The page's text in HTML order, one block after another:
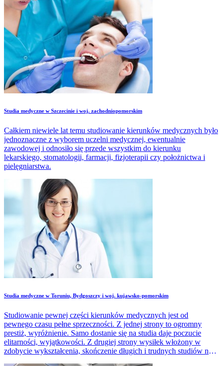
Studia medyczne w Szczecinie i woj. zachodniopomorskim
Całkiem niewiele lat temu studiowanie kierunków medycznych było
jednoznaczne z wyborem uczelni medycznej, ewentualnie
zawodowej i odnosiło się przede wszystkim do kierunku
lekarskiego, stomatologii, farmacji, fizjoterapii czy położnictwa i
pielęgniarstwa.
Studia medyczne w Toruniu, Bydgoszczy i woj. kujawsko-pomorskim
Studiowanie pewnej części kierunków medycznych jest od
pewnego czasu pełne sprzeczności. Z jednej strony to ogromny
prestiż, wyróżnienie. Samo dostanie się na studia daje poczucie
elitarności, wyjątkowości. Z drugiej strony wysiłek włożony w
zdobycie wykształcenia, skończenie długich i trudnych studiów nie